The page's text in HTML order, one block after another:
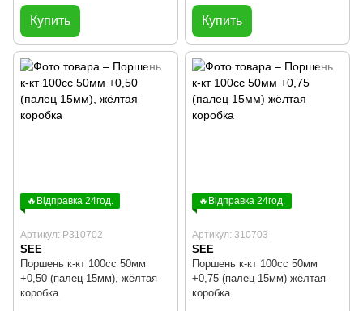
Купить Купить
🔥Відправка 24год.
Артикул: P310702
SEE
Поршень к-кт 100cc 50мм
+0,50 (палец 15мм), жёлтая
коробка
🔥Відправка 24год.
Артикул: 310703
SEE
Поршень к-кт 100cc 50мм
+0,75 (палец 15мм) жёлтая
коробка